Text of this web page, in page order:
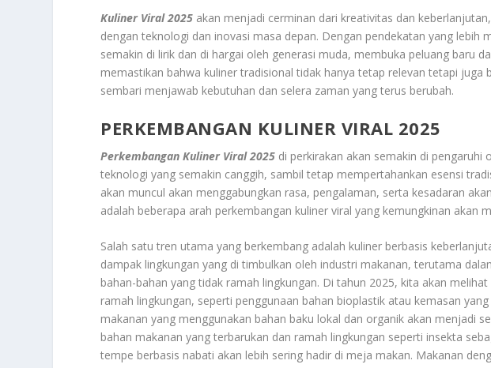
Kuliner Viral 2025 akan menjadi cerminan dari kreativitas dan
dengan teknologi dan inovasi masa depan. Dengan pendekatan yang lebih
semakin di lirik dan di hargai oleh generasi muda, membuka peluang baru
memastikan bahwa kuliner tradisional tidak hanya tetap relevan tetapi juga
sembari menjawab kebutuhan dan selera zaman yang terus berubah.
PERKEMBANGAN KULINER VIRAL 2025
Perkembangan Kuliner Viral 2025 di perkirakan akan semakin di pengaruhi
teknologi yang semakin canggih, sambil tetap mempertahankan esensi
akan muncul akan menggabungkan rasa, pengalaman, serta kesadaran
adalah beberapa arah perkembangan kuliner viral yang kemungkinan akan
Salah satu tren utama yang berkembang adalah kuliner berbasis
dampak lingkungan yang di timbulkan oleh industri makanan, terutama
bahan-bahan yang tidak ramah lingkungan. Di tahun 2025, kita akan
ramah lingkungan, seperti penggunaan bahan bioplastik atau kemasan
makanan yang menggunakan bahan baku lokal dan organik akan menjadi
bahan makanan yang terbarukan dan ramah lingkungan seperti insekta
tempe berbasis nabati akan lebih sering hadir di meja makan. Makanan